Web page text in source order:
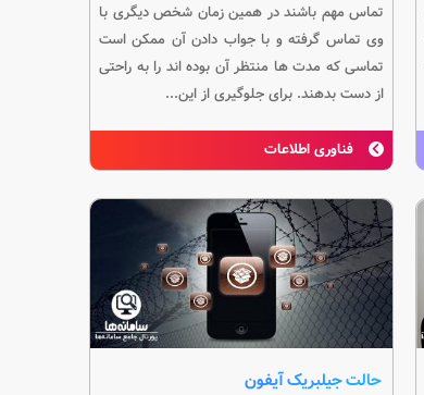
تماس مهم باشند در همین زمان شخص دیگری با
وی تماس گرفته و با جواب دادن آن ممکن است
تماسی که مدت ها منتظر آن بوده اند را به راحتی
از دست بدهند. برای جلوگیری از این...
فناوری اطلاعات
حالت جیلبریک آیفون